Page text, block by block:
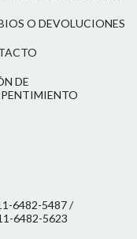
O DEVOLUCIONES
DE
6482-5487 /
6482-5623